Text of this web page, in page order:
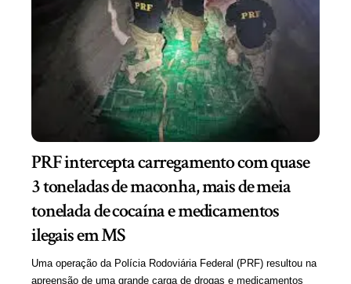
PRF intercepta carregamento com quase
3 toneladas de maconha, mais de meia
tonelada de cocaína e medicamentos
ilegais em MS
Uma operação da Polícia Rodoviária Federal (PRF) resultou na
apreensão de uma grande carga de drogas e medicamentos